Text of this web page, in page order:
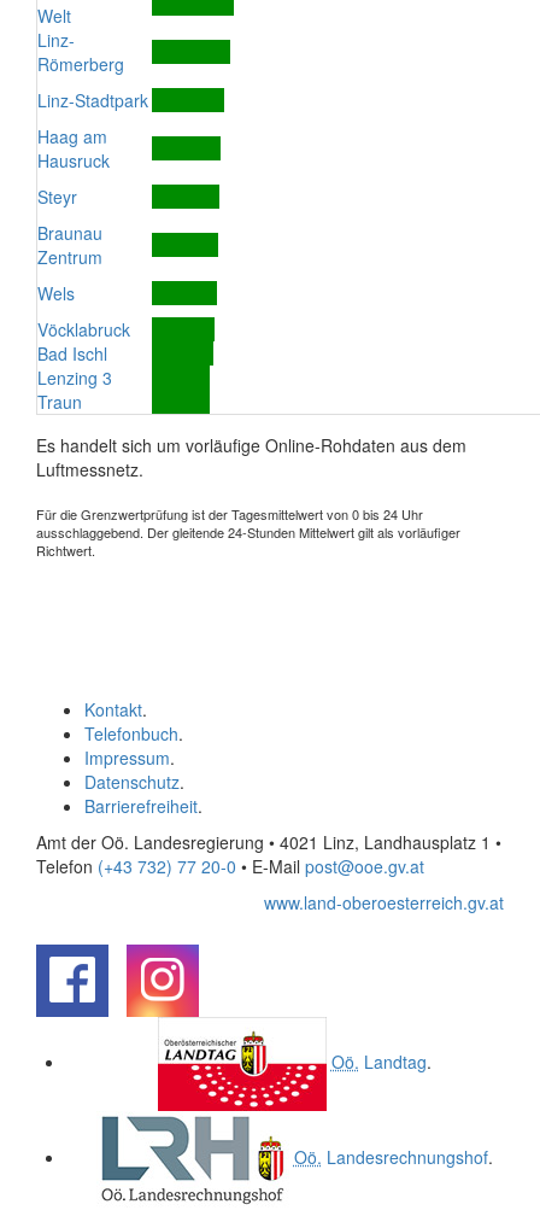
Welt
Linz-
Römerberg
Linz-Stadtpark
Haag am
Hausruck
Steyr
Braunau
Zentrum
Wels
Vöcklabruck
Bad Ischl
Lenzing 3
Traun
Es handelt sich um vorläufige Online-Rohdaten aus dem
Luftmessnetz.
Für die Grenzwertprüfung ist der Tagesmittelwert von 0 bis 24 Uhr
ausschlaggebend. Der gleitende 24-Stunden Mittelwert gilt als vorläufiger
Richtwert.
Kontakt.
Telefonbuch.
Impressum.
Datenschutz.
Barrierefreiheit.
Amt der Oö. Landesregierung • 4021 Linz, Landhausplatz 1 •
Telefon (+43 732) 77 20-0 • E-Mail post@ooe.gv.at
www.land-oberoesterreich.gv.at
Oö. Landtag.
Oö. Landesrechnungshof.